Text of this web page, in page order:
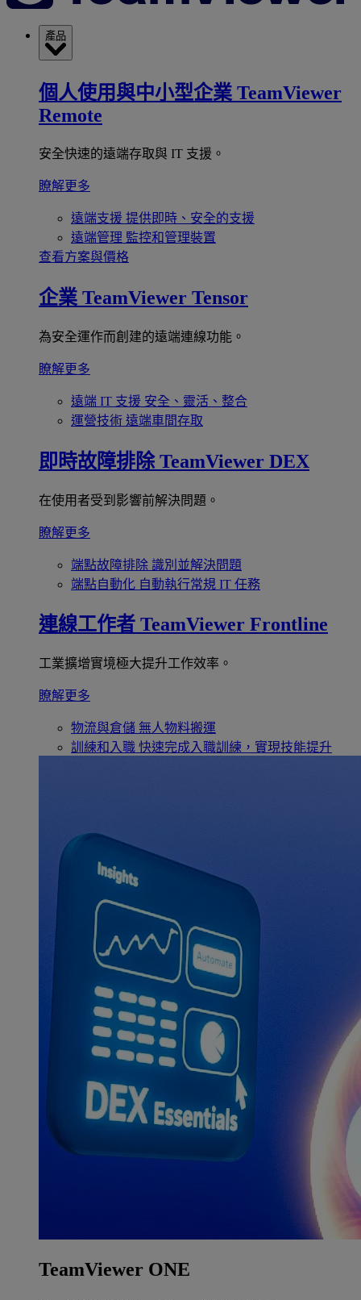
產品
個人使用與中小型企業 TeamViewer
Remote
安全快速的遠端存取與 IT 支援。
瞭解更多
遠端支援 提供即時、安全的支援
遠端管理 監控和管理裝置
查看方案與價格
企業 TeamViewer Tensor
為安全運作而創建的遠端連線功能。
瞭解更多
遠端 IT 支援 安全、靈活、整合
運營技術 遠端車間存取
即時故障排除 TeamViewer DEX
在使用者受到影響前解決問題。
瞭解更多
端點故障排除 識別並解決問題
端點自動化 自動執行常規 IT 任務
連線工作者 TeamViewer Frontline
工業擴增實境極大提升工作效率。
瞭解更多
物流與倉儲 無人物料搬運
訓練和入職 快速完成入職訓練，實現技能提升
TeamViewer ONE